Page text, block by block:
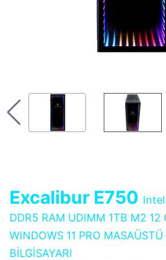
Excalibur E750
DDR5 RAM UDIMM 1TB M2 12
WINDOWS 11 PRO MASAÜSTÜ
BİLGİSAYARI